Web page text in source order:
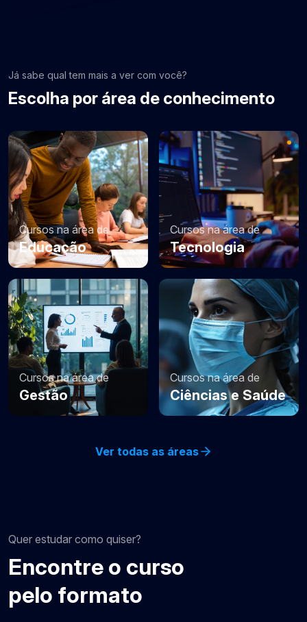
Já sabe qual tem mais a ver com você?
Escolha por área de conhecimento
Cursos na área de
Educação
Cursos na área de
Tecnologia
Cursos na área de
Gestão
Cursos na área de
Ciências e Saúde
Ver todas as áreas
Quer estudar como quiser?
Encontre o curso
pelo formato